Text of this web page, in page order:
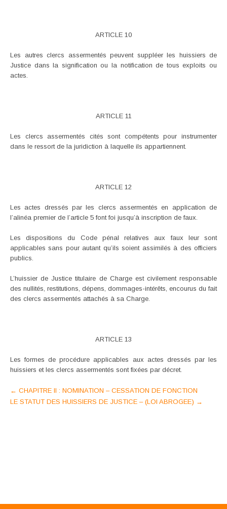
ARTICLE 10
Les autres clercs assermentés peuvent suppléer les huissiers de
Justice dans la signification ou la notification de tous exploits ou
actes.
ARTICLE 11
Les clercs assermentés cités sont compétents pour instrumenter
dans le ressort de la juridiction à laquelle ils appartiennent.
ARTICLE 12
Les actes dressés par les clercs assermentés en application de
l’alinéa premier de l’article 5 font foi jusqu’à inscription de faux.
Les dispositions du Code pénal relatives aux faux leur sont
applicables sans pour autant qu’ils soient assimilés à des officiers
publics.
L’huissier de Justice titulaire de Charge est civilement responsable
des nullités, restitutions, dépens, dommages-intérêts, encourus du fait
des clercs assermentés attachés à sa Charge.
ARTICLE 13
Les formes de procédure applicables aux actes dressés par les
huissiers et les clercs assermentés sont fixées par décret.
Post
navigation
← CHAPITRE II : NOMINATION – CESSATION DE FONCTION
LE STATUT DES HUISSIERS DE JUSTICE – (LOI ABROGEE) →